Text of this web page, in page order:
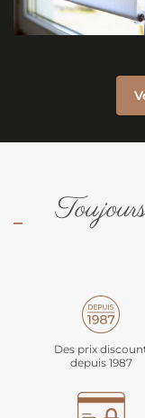
Des prix
depuis 1987